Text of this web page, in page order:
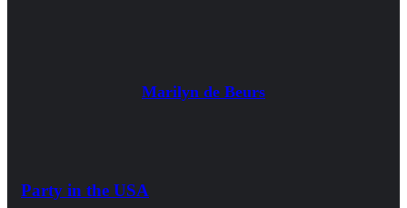
Marilyn de Beurs
Party in the USA